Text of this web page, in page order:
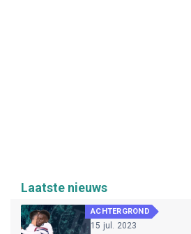
Laatste nieuws
ACHTERGROND
15 jul. 2023